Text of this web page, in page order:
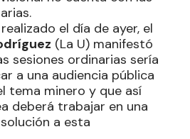
el día de ayer, el
(La U) manifestó
sesiones ordinarias sería
a una audiencia pública
tema minero y que así
deberá trabajar en una
a esta